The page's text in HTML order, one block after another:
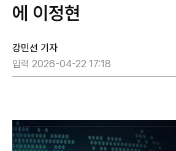
에 이정현
강민선 기자
입력 2026-04-22 17:18